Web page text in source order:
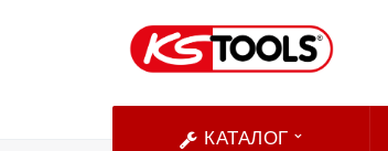
КАТАЛОГ